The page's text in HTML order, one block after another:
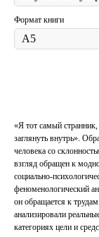
Формат книги
«Я тот самый
заглянуть внутрь».
человека со
взгляд обращен к
социально-
феноменологический
он обращается к
анализировали
категориях цели и